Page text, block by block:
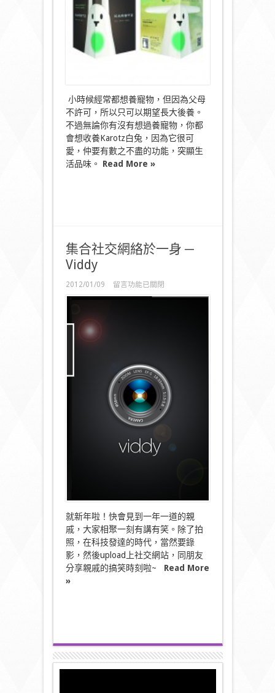
的
—-
Karotz
智
能
小時候經常都想養寵物，但因為父母
不許可，所以只可以期望長大後養。
不過無論你有沒有想過養寵物，你都
會想收養Karotz白兔，因為它很可
愛，仲要有數之不盡的功能，突顯生
活品味。 Read More »
集合社交網絡於一身 ─
Viddy
2012/01/09
在
〈集
身
─
Viddy〉
中
留言功能已關閉
就新年啦！快會見到一年一道的親
戚，大家相聚一刻有講有笑。除了拍
照，在科技發達的時代，當然要錄
影，然後upload上社交網站，同朋友
分享親戚的搞笑時刻啦~ Read More
»